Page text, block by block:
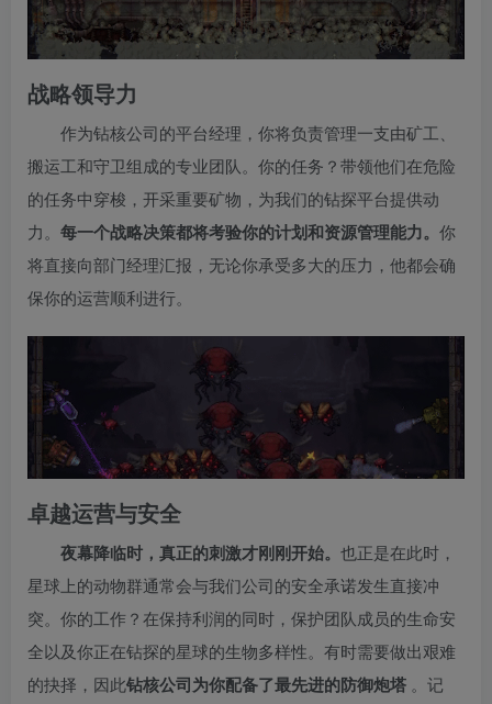
战略领导力
作为钻核公司的平台经理，你将负责管理一支由矿工、
搬运工和守卫组成的专业团队。你的任务？带领他们在危险
的任务中穿梭，开采重要矿物，为我们的钻探平台提供动
力。 每一个战略决策都将考验你的计划和资源管理能力。 你
将直接向部门经理汇报，无论你承受多大的压力，他都会确
保你的运营顺利进行。
卓越运营与安全
夜幕降临时，真正的刺激才刚刚开始。 也正是在此时，
星球上的动物群通常会与我们公司的安全承诺发生直接冲
突。你的工作？在保持利润的同时，保护团队成员的生命安
全以及你正在钻探的星球的生物多样性。有时需要做出艰难
的抉择，因此钻核公司为你配备了最先进的防御炮塔 。记